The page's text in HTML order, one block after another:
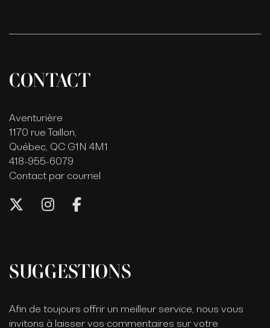
CONTACT
Aventurière
1170 rue Taillon,
Québec, QC G1N 4M1
418-955-6079
Contact par courriel
SUGGESTIONS
Afin de toujours offrir un meilleur service, nous vous
invitons à laisser vos commentaires sur votre